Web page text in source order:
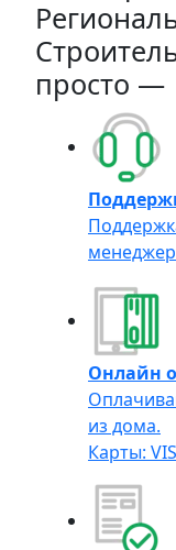
просто —
Онлайн
из дома.
Карты: